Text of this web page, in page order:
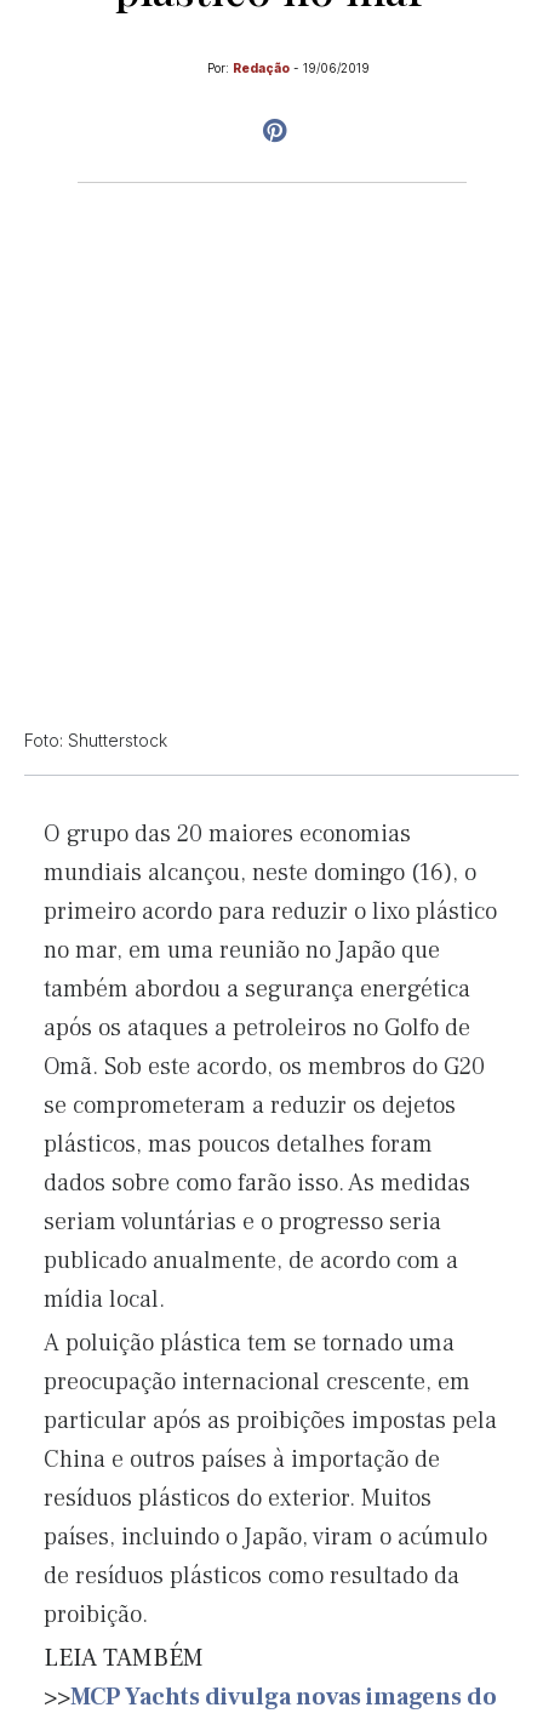
Por: Redação - 19/06/2019
Foto: Shutterstock
O grupo das 20 maiores economias
mundiais alcançou, neste domingo (16), o
primeiro acordo para reduzir o lixo plástico
no mar, em uma reunião no Japão que
também abordou a segurança energética
após os ataques a petroleiros no Golfo de
Omã. Sob este acordo, os membros do G20
se comprometeram a reduzir os dejetos
plásticos, mas poucos detalhes foram
dados sobre como farão isso. As medidas
seriam voluntárias e o progresso seria
publicado anualmente, de acordo com a
mídia local.
A poluição plástica tem se tornado uma
preocupação internacional crescente, em
particular após as proibições impostas pela
China e outros países à importação de
resíduos plásticos do exterior. Muitos
países, incluindo o Japão, viram o acúmulo
de resíduos plásticos como resultado da
proibição.
LEIA TAMBÉM
>>MCP Yachts divulga novas imagens do